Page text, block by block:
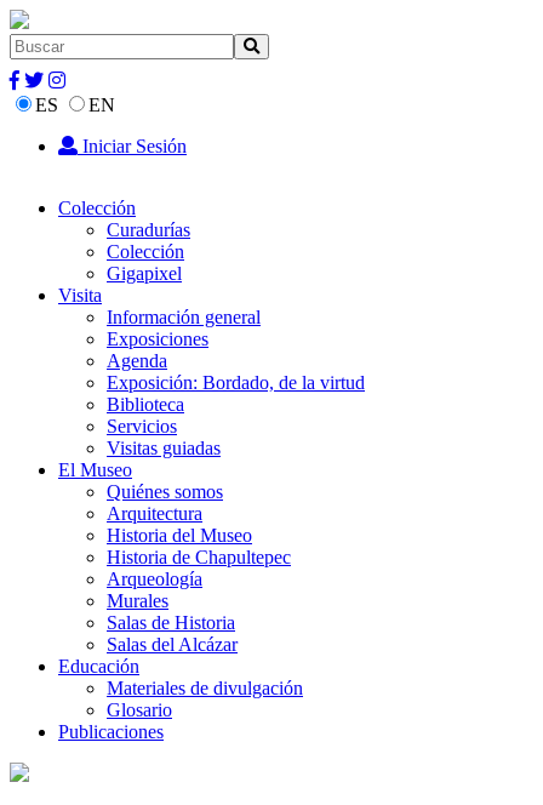
ES
EN
Iniciar Sesión
Colección
Curadurías
Colección
Gigapixel
Visita
Información general
Exposiciones
Agenda
Exposición: Bordado, de la virtud
Biblioteca
Servicios
Visitas guiadas
El Museo
Quiénes somos
Arquitectura
Historia del Museo
Historia de Chapultepec
Arqueología
Murales
Salas de Historia
Salas del Alcázar
Educación
Materiales de divulgación
Glosario
Publicaciones